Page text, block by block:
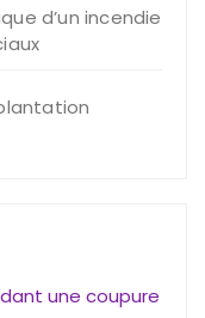
d’un incendie
une coupure